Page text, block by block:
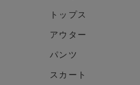
トップス
アウター
パンツ
スカート